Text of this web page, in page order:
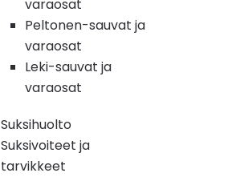
varaosat
Peltonen-sauvat ja
varaosat
Leki-sauvat ja
varaosat
Suksihuolto
Suksivoiteet ja
tarvikkeet